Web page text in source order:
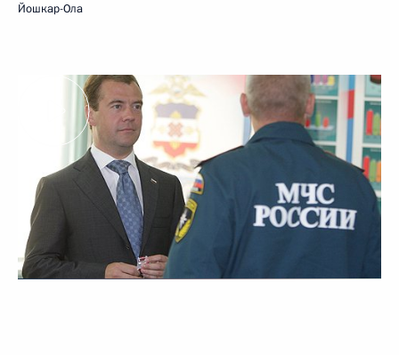
Йошкар-Ола